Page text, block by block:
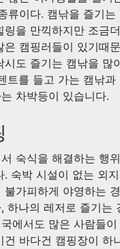
류이다. 캠낚을 즐기는
링을 만끽하지만 조금
은 캠핑러들이 있기때
시도 즐기는 캠낚을 많
트를 들고 가는 캠낚과
차박등이 있습니다.
숙식을 해결하는 행
. 숙박 시설이 없는 외
불가피하게 야영하는
하나의 레저로 즐기는
에서도 많은 사람들
건 바다건 캠핑장이 하